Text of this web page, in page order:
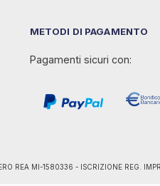
METODI DI PAGAMENTO
Pagamenti sicuri con:
REA MI-1580336 - ISCRIZIONE REG.